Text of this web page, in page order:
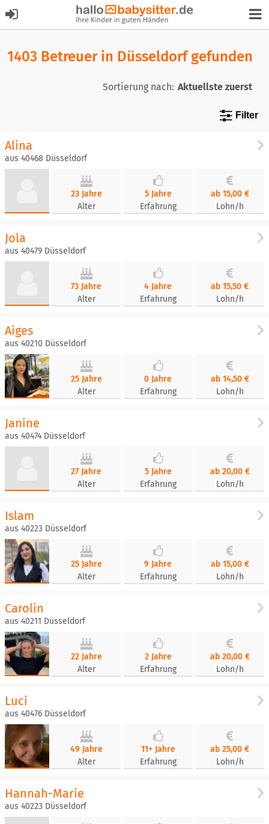
1403 Betreuer in Düsseldorf gefunden
Sortierung nach:
Filter
Alina
aus 40468 Düsseldorf
23 Jahre
Alter
5 Jahre
Erfahrung
ab 15,00 €
Lohn/h
Jola
aus 40479 Düsseldorf
73 Jahre
Alter
4 Jahre
Erfahrung
ab 15,50 €
Lohn/h
Aiges
aus 40210 Düsseldorf
25 Jahre
Alter
0 Jahre
Erfahrung
ab 14,50 €
Lohn/h
Janine
aus 40474 Düsseldorf
27 Jahre
Alter
5 Jahre
Erfahrung
ab 20,00 €
Lohn/h
Islam
aus 40223 Düsseldorf
25 Jahre
Alter
9 Jahre
Erfahrung
ab 15,00 €
Lohn/h
Carolin
aus 40211 Düsseldorf
22 Jahre
Alter
2 Jahre
Erfahrung
ab 20,00 €
Lohn/h
Luci
aus 40476 Düsseldorf
49 Jahre
Alter
11+ Jahre
Erfahrung
ab 25,00 €
Lohn/h
Hannah-Marie
aus 40223 Düsseldorf